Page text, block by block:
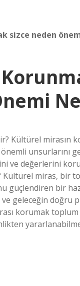
sizce neden
Kültürel
unsurlarını
ve değerlerini
miras, bir
güçlendiren bir
geleceğin doğru
korumak